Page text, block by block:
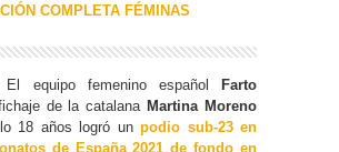
COMPLETA FÉMINAS
El equipo femenino español
Farto
de la catalana Martina Moreno
18 años logró unpodio sub-23 en
de España 2021 de fondo en